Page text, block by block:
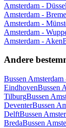
Amsterdam -
Amsterdam -
Amsterdam -
Amsterdam -
Amsterdam - Aken
Andere
Bussen Amsterdam
EindhovenBussen
TilburgBussen
DeventerBussen
DelftBussen
BredaBussen